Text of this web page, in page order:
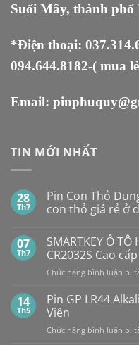
Suối Mây, thành phố
*Điện thoại:
094.644.8182-( mua
Email:
TIN MỚI NHẤT
28
Th7
Pin Con Thỏ
con thỏ giá rẻ ở
bình
luận
ở
Pin
Con
Dung
Lượng
Bao
Mua
07
Th7
SMARTKEY Ô TÔ
CR2032S Cao cấp
Chức năng bình luận bị
14
Th5
Pin GP LR44
Viên
Chức năng bình luận bị